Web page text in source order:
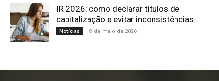
IR 2026: como declarar títulos de
capitalização e evitar inconsistências
Notícias 18 de maio de 2026